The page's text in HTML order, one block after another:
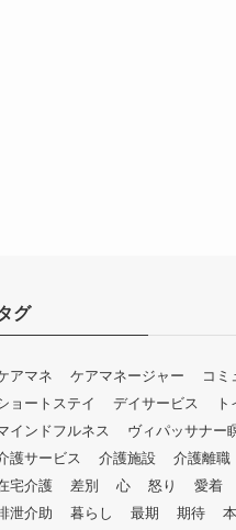
グ
アマネ ケアマネージャー
コミ
ョートステイ
デイサービス ト
インドフルネス
ヴィパッサナー
護サービス
介護施設 介護離職
宅介護
差別 心 怒り 愛着
泄介助
暮らし 最期 期待